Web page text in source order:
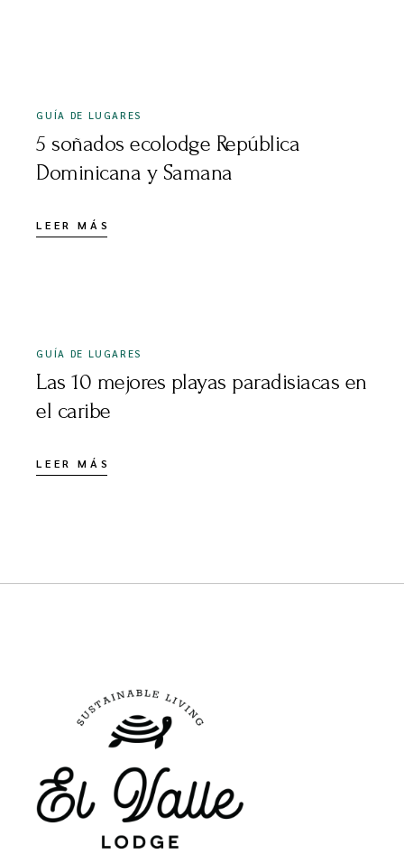
GUÍA DE LUGARES
5 soñados ecolodge República
Dominicana y Samana
LEER MÁS
GUÍA DE LUGARES
Las 10 mejores playas paradisiacas en
el caribe
LEER MÁS